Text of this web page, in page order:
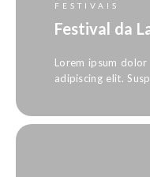
FESTIVAIS
Festival da
Lorem ipsum
adipiscing elit.